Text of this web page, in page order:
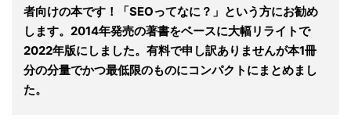
者向けの本です！「SEOってなに？」という方にお勧め
します。2014年発売の著書をベースに大幅リライトで
2022年版にしました。有料で申し訳ありませんが本1冊
分の分量でかつ最低限のものにコンパクトにまとめまし
た。